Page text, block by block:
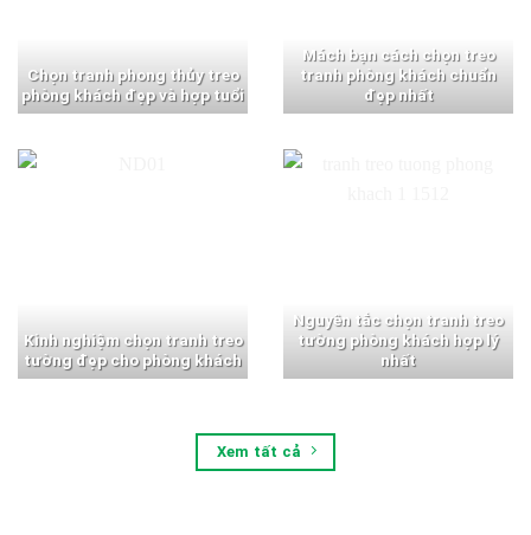
Chọn tranh phong thủy treo
phòng khách đẹp và hợp tuổi
Mách bạn cách chọn treo
tranh phòng khách chuẩn
đẹp nhất
Kinh nghiệm chọn tranh treo
tường đẹp cho phòng khách
Nguyên tắc chọn tranh treo
tường phòng khách hợp lý
nhất
Xem tất cả